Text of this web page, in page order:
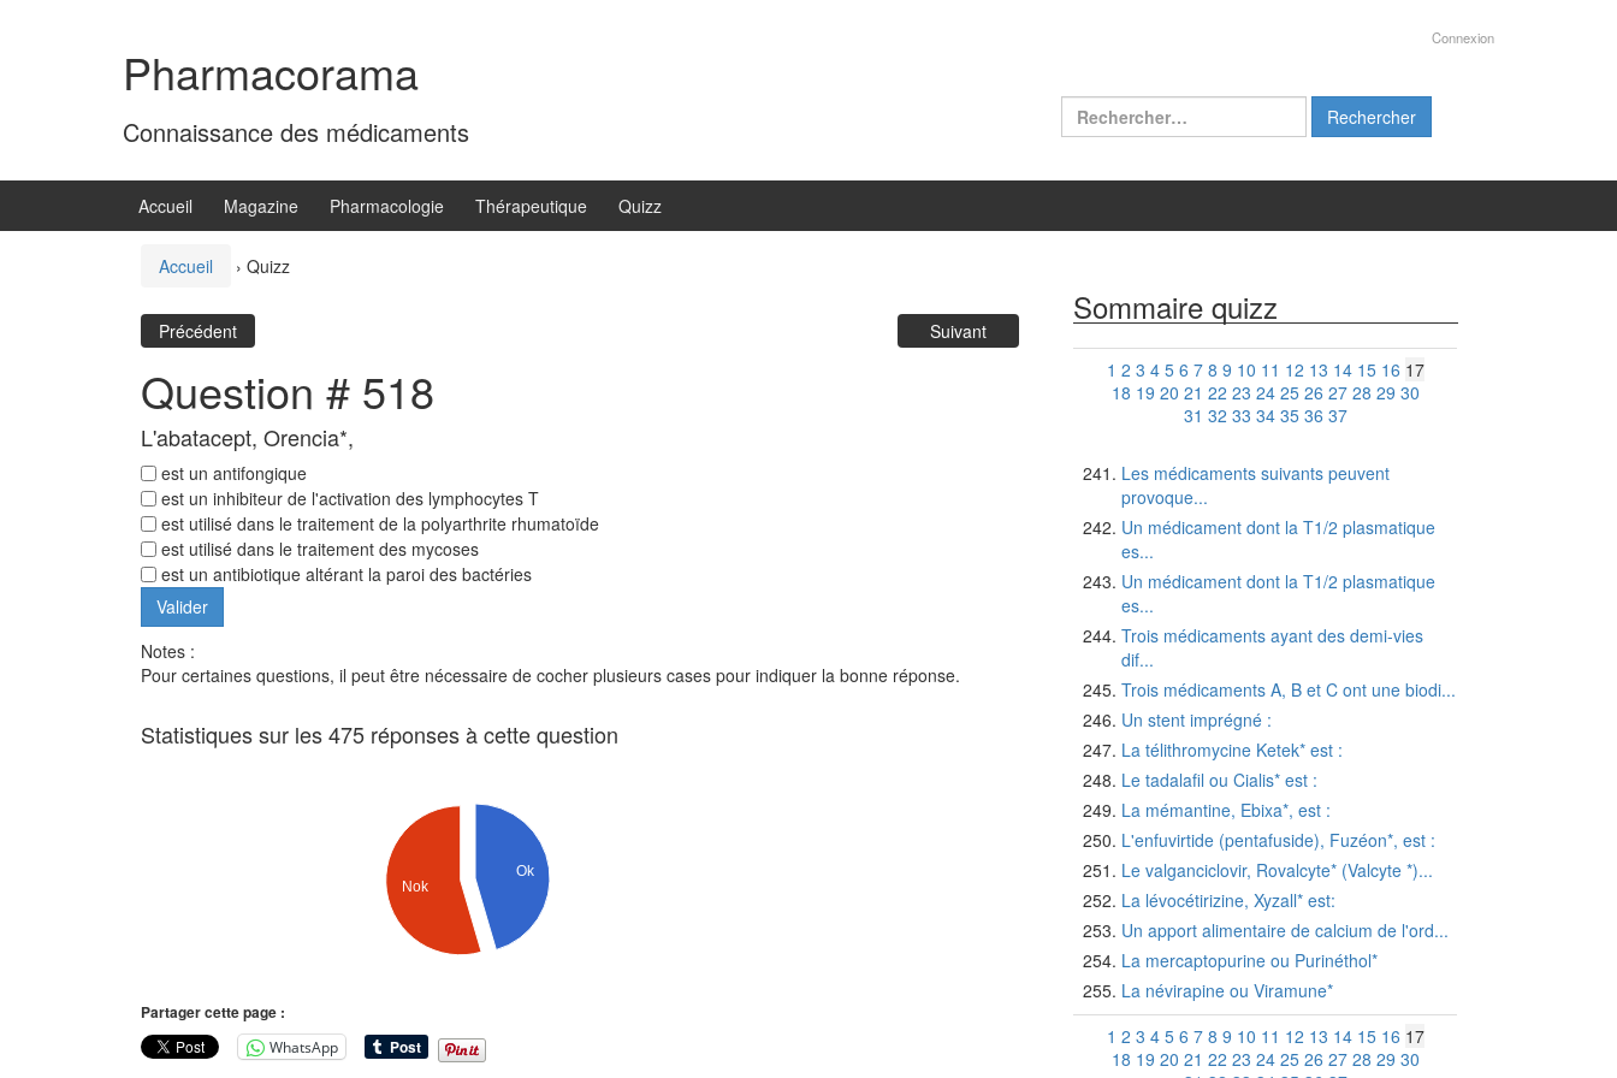
Pharmacorama
Connaissance des médicaments
Connexion
Rechercher :
Accueil Magazine Pharmacologie Thérapeutique Quizz
Accueil › Quizz
Précédent Suivant
Question # 518
L'abatacept, Orencia*,
est un antifongique
est un inhibiteur de l'activation des lymphocytes T
est utilisé dans le traitement de la polyarthrite rhumatoïde
est utilisé dans le traitement des mycoses
est un antibiotique altérant la paroi des bactéries
Notes :
Pour certaines questions, il peut être nécessaire de cocher plusieurs cases pour indiquer la bonne réponse.
Statistiques sur les 475 réponses à cette question
Ok
Nok
Partager cette page :
WhatsApp
Sommaire quizz
1 2 3 4 5 6 7 8 9 10 11 12 13 14 15 16 17
18 19 20 21 22 23 24 25 26 27 28 29 30
31 32 33 34 35 36 37
Les médicaments suivants peuvent
provoque...
Un médicament dont la T1/2 plasmatique
es...
Un médicament dont la T1/2 plasmatique
es...
Trois médicaments ayant des demi-vies
dif...
Trois médicaments A, B et C ont une biodi...
Un stent imprégné :
La télithromycine Ketek* est :
Le tadalafil ou Cialis* est :
La mémantine, Ebixa*, est :
L'enfuvirtide (pentafuside), Fuzéon*, est :
Le valganciclovir, Rovalcyte* (Valcyte *)...
La lévocétirizine, Xyzall* est:
Un apport alimentaire de calcium de l'ord...
La mercaptopurine ou Purinéthol*
La névirapine ou Viramune*
1 2 3 4 5 6 7 8 9 10 11 12 13 14 15 16 17
18 19 20 21 22 23 24 25 26 27 28 29 30